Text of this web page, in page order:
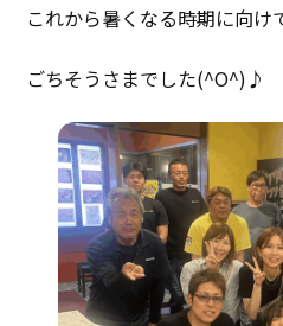
これから暑くなる時期に向け
ごちそうさまでした(^O^)♪